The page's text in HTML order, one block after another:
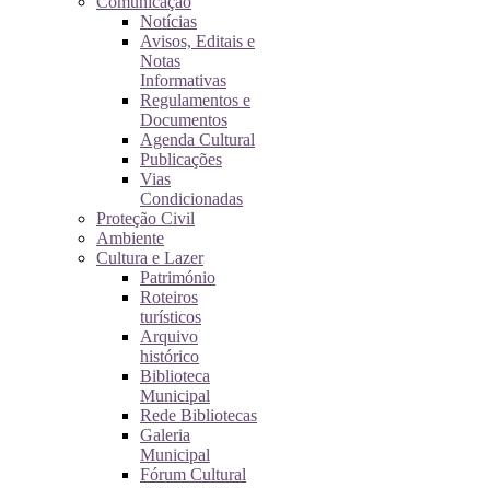
Notícias
Avisos, Editais e
Notas
Informativas
Regulamentos e
Documentos
Agenda Cultural
Publicações
Vias
Condicionadas
Proteção Civil
Ambiente
Cultura e Lazer
Património
Roteiros
turísticos
Arquivo
histórico
Biblioteca
Municipal
Rede Bibliotecas
Galeria
Municipal
Fórum Cultural